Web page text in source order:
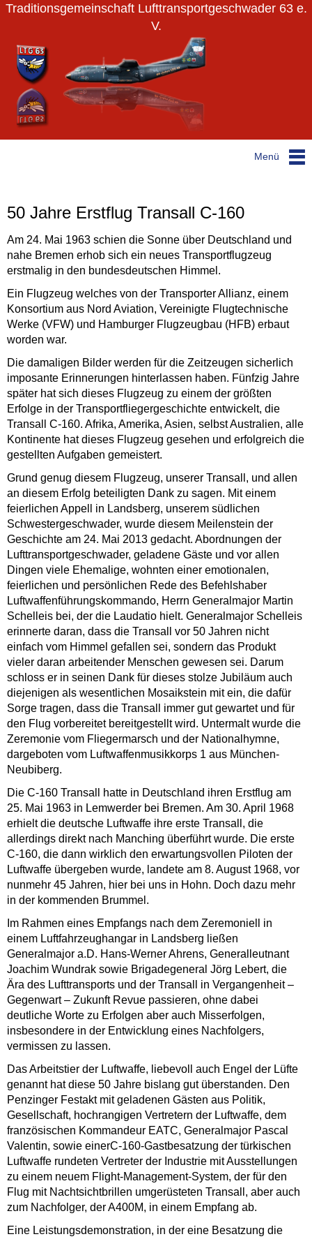
Traditionsgemeinschaft Lufttransportgeschwader 63 e.
V.
Menü
50 Jahre Erstflug Transall C-160
Am 24. Mai 1963 schien die Sonne über Deutschland und
nahe Bremen erhob sich ein neues Transportflugzeug
erstmalig in den bundesdeutschen Himmel.
Ein Flugzeug welches von der Transporter Allianz, einem
Konsortium aus Nord Aviation, Vereinigte Flugtechnische
Werke (VFW) und Hamburger Flugzeugbau (HFB) erbaut
worden war.
Die damaligen Bilder werden für die Zeitzeugen sicherlich
imposante Erinnerungen hinterlassen haben. Fünfzig Jahre
später hat sich dieses Flugzeug zu einem der größten
Erfolge in der Transportfliegergeschichte entwickelt, die
Transall C-160. Afrika, Amerika, Asien, selbst Australien, alle
Kontinente hat dieses Flugzeug gesehen und erfolgreich die
gestellten Aufgaben gemeistert.
Grund genug diesem Flugzeug, unserer Transall, und allen
an diesem Erfolg beteiligten Dank zu sagen. Mit einem
feierlichen Appell in Landsberg, unserem südlichen
Schwestergeschwader, wurde diesem Meilenstein der
Geschichte am 24. Mai 2013 gedacht. Abordnungen der
Lufttransportgeschwader, geladene Gäste und vor allen
Dingen viele Ehemalige, wohnten einer emotionalen,
feierlichen und persönlichen Rede des Befehlshaber
Luftwaffenführungskommando, Herrn Generalmajor Martin
Schelleis bei, der die Laudatio hielt. Generalmajor Schelleis
erinnerte daran, dass die Transall vor 50 Jahren nicht
einfach vom Himmel gefallen sei, sondern das Produkt
vieler daran arbeitender Menschen gewesen sei. Darum
schloss er in seinen Dank für dieses stolze Jubiläum auch
diejenigen als wesentlichen Mosaikstein mit ein, die dafür
Sorge tragen, dass die Transall immer gut gewartet und für
den Flug vorbereitet bereitgestellt wird. Untermalt wurde die
Zeremonie vom Fliegermarsch und der Nationalhymne,
dargeboten vom Luftwaffenmusikkorps 1 aus München-
Neubiberg.
Die C-160 Transall hatte in Deutschland ihren Erstflug am
25. Mai 1963 in Lemwerder bei Bremen. Am 30. April 1968
erhielt die deutsche Luftwaffe ihre erste Transall, die
allerdings direkt nach Manching überführt wurde. Die erste
C-160, die dann wirklich den erwartungsvollen Piloten der
Luftwaffe übergeben wurde, landete am 8. August 1968, vor
nunmehr 45 Jahren, hier bei uns in Hohn. Doch dazu mehr
in der kommenden Brummel.
Im Rahmen eines Empfangs nach dem Zeremoniell in
einem Luftfahrzeughangar in Landsberg ließen
Generalmajor a.D. Hans-Werner Ahrens, Generalleutnant
Joachim Wundrak sowie Brigadegeneral Jörg Lebert, die
Ära des Lufttransports und der Transall in Vergangenheit –
Gegenwart – Zukunft Revue passieren, ohne dabei
deutliche Worte zu Erfolgen aber auch Misserfolgen,
insbesondere in der Entwicklung eines Nachfolgers,
vermissen zu lassen.
Das Arbeitstier der Luftwaffe, liebevoll auch Engel der Lüfte
genannt hat diese 50 Jahre bislang gut überstanden. Den
Penzinger Festakt mit geladenen Gästen aus Politik,
Gesellschaft, hochrangigen Vertretern der Luftwaffe, dem
französischen Kommandeur EATC, Generalmajor Pascal
Valentin, sowie einerC-160-Gastbesatzung der türkischen
Luftwaffe rundeten Vertreter der Industrie mit Ausstellungen
zu einem neuem Flight-Management-System, der für den
Flug mit Nachtsichtbrillen umgerüsteten Transall, aber auch
zum Nachfolger, der A400M, in einem Empfang ab.
Eine Leistungsdemonstration, in der eine Besatzung die